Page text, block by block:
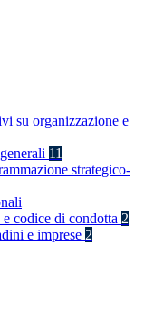
su organizzazione e
11
strategico-
codice di condotta 2
e imprese 2